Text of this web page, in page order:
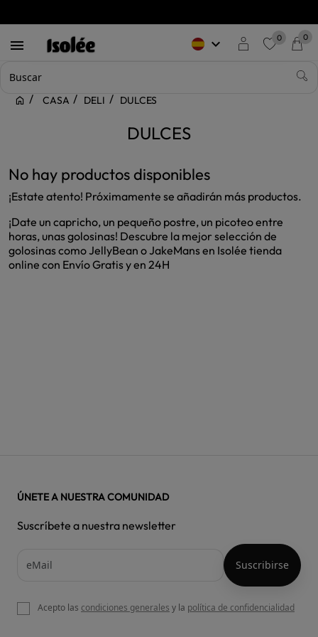
 keyboard_arrow_down 0 0
CASA DELI DULCES
DULCES
No hay productos disponibles
¡Estate atento! Próximamente se añadirán más productos.
¡Date un capricho, un pequeño postre, un picoteo entre
horas, unas golosinas! Descubre la mejor selección de
golosinas como JellyBean o JakeMans en Isolée tienda
online con Envío Gratis y en 24H
ÚNETE A NUESTRA COMUNIDAD
Suscríbete a nuestra newsletter
Acepto las condiciones generales y la política de confidencialidad